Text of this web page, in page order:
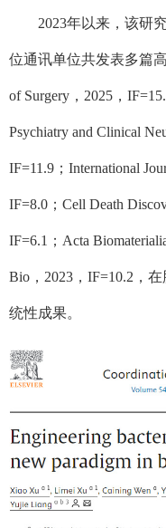
2023年以来，该研
位通讯单位共发表多篇
of Surgery ， 2025 ，
Psychiatry and Clinical
IF=11.9 ； International
IF=8.0 ； Cell Death
IF=6.1 ； Acta
Bio ， 2023 ， IF=10.2 ，
统性成果。